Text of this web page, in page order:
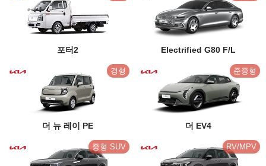
포터2 Electrified G80 F/L
경형
더 뉴 레이 PE
준중형
더 EV4
중형 SUV RV/MPV